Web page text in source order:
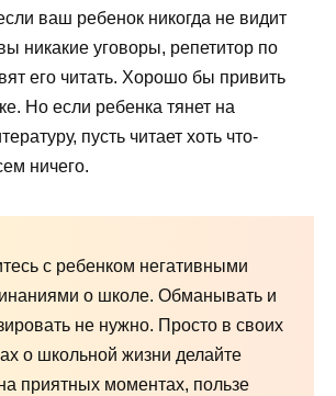
ваш ребенок никогда не видит
никакие уговоры, репетитор по
его читать. Хорошо бы привить
Но если ребенка тянет на
пусть читает хоть что-
ничего.
с ребенком негативными
о школе. Обманывать и
не нужно. Просто в своих
о школьной жизни делайте
приятных моментах, пользе